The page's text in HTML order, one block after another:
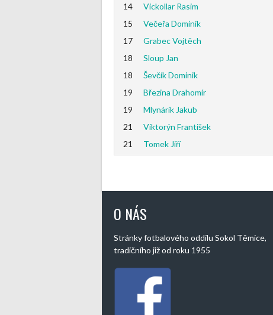
14
Vickollar Rasim
15
Večeřa Dominik
17
Grabec Vojtěch
18
Sloup Jan
18
Ševčík Dominik
19
Březina Drahomír
19
Mlynárik Jakub
21
Viktorýn František
21
Tomek Jiří
O NÁS
Stránky fotbalového oddílu Sokol Těmice,
tradičního již od roku 1955